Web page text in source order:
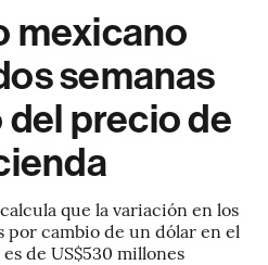
mexicano
semanas
precio de
que la variación en los
por cambio de un dólar en el
de US$530 millones